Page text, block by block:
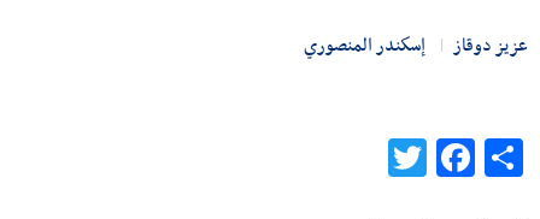
عزيز دوقاز إسكندر المنصوري
Share
Facebook